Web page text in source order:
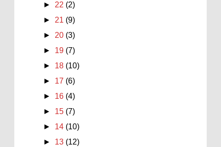
►22 (2)
►21 (9)
►20 (3)
► 19 (7)
► 18 (10)
► 17 (6)
► 16 (4)
► 15 (7)
► 14 (10)
► 13 (12)